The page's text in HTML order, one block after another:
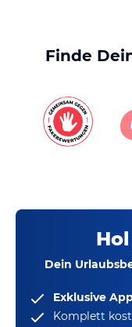
Finde
Dein
Exklusive
Komplett